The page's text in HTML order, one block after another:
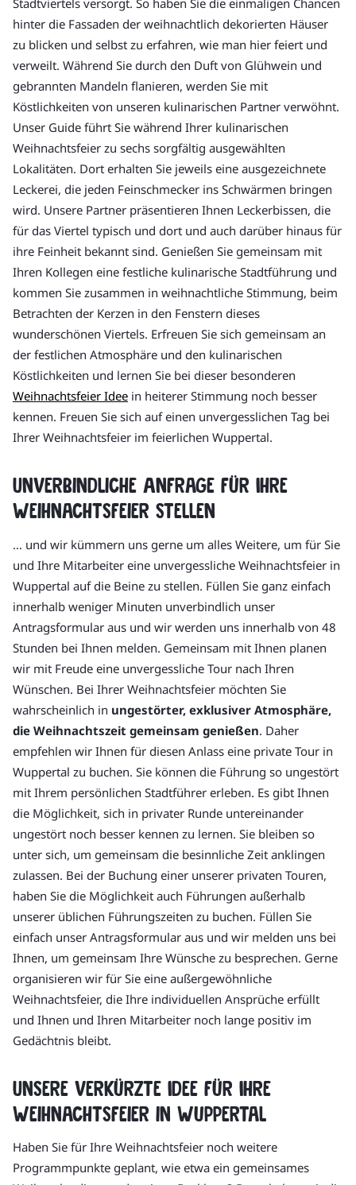
Stadtviertels versorgt. So haben Sie die einmaligen Chancen
hinter die Fassaden der weihnachtlich dekorierten Häuser
zu blicken und selbst zu erfahren, wie man hier feiert und
verweilt. Während Sie durch den Duft von Glühwein und
gebrannten Mandeln flanieren, werden Sie mit
Köstlichkeiten von unseren kulinarischen Partner verwöhnt.
Unser Guide führt Sie während Ihrer kulinarischen
Weihnachtsfeier zu sechs sorgfältig ausgewählten
Lokalitäten. Dort erhalten Sie jeweils eine ausgezeichnete
Leckerei, die jeden Feinschmecker ins Schwärmen bringen
wird. Unsere Partner präsentieren Ihnen Leckerbissen, die
für das Viertel typisch und dort und auch darüber hinaus für
ihre Feinheit bekannt sind. Genießen Sie gemeinsam mit
Ihren Kollegen eine festliche kulinarische Stadtführung und
kommen Sie zusammen in weihnachtliche Stimmung, beim
Betrachten der Kerzen in den Fenstern dieses
wunderschönen Viertels. Erfreuen Sie sich gemeinsam an
der festlichen Atmosphäre und den kulinarischen
Köstlichkeiten und lernen Sie bei dieser besonderen
Weihnachtsfeier Idee in heiterer Stimmung noch besser
kennen. Freuen Sie sich auf einen unvergesslichen Tag bei
Ihrer Weihnachtsfeier im feierlichen Wuppertal.
Unverbindliche Anfrage für Ihre
Weihnachtsfeier stellen
… und wir kümmern uns gerne um alles Weitere, um für Sie
und Ihre Mitarbeiter eine unvergessliche Weihnachtsfeier in
Wuppertal auf die Beine zu stellen. Füllen Sie ganz einfach
innerhalb weniger Minuten unverbindlich unser
Antragsformular aus und wir werden uns innerhalb von 48
Stunden bei Ihnen melden. Gemeinsam mit Ihnen planen
wir mit Freude eine unvergessliche Tour nach Ihren
Wünschen. Bei Ihrer Weihnachtsfeier möchten Sie
wahrscheinlich in ungestörter, exklusiver Atmosphäre,
die Weihnachtszeit gemeinsam genießen. Daher
empfehlen wir Ihnen für diesen Anlass eine private Tour in
Wuppertal zu buchen. Sie können die Führung so ungestört
mit Ihrem persönlichen Stadtführer erleben. Es gibt Ihnen
die Möglichkeit, sich in privater Runde untereinander
ungestört noch besser kennen zu lernen. Sie bleiben so
unter sich, um gemeinsam die besinnliche Zeit anklingen
zulassen. Bei der Buchung einer unserer privaten Touren,
haben Sie die Möglichkeit auch Führungen außerhalb
unserer üblichen Führungszeiten zu buchen. Füllen Sie
einfach unser Antragsformular aus und wir melden uns bei
Ihnen, um gemeinsam Ihre Wünsche zu besprechen. Gerne
organisieren wir für Sie eine außergewöhnliche
Weihnachtsfeier, die Ihre individuellen Ansprüche erfüllt
und Ihnen und Ihren Mitarbeiter noch lange positiv im
Gedächtnis bleibt.
Unsere verkürzte Idee für Ihre
Weihnachtsfeier in Wuppertal
Haben Sie für Ihre Weihnachtsfeier noch weitere
Programmpunkte geplant, wie etwa ein gemeinsames